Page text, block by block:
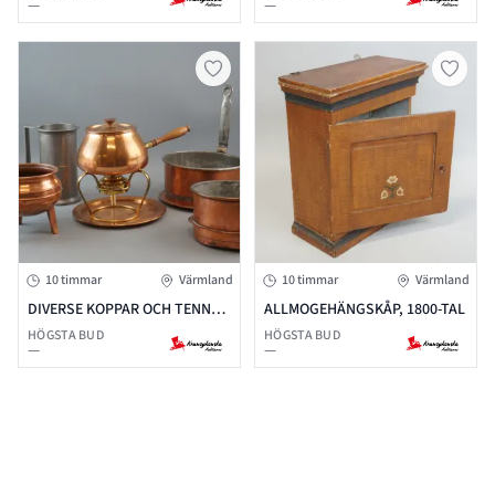
— —
10 timmar Värmland
DIVERSE KOPPAR OCH TENN
FÖREMÅL
HÖGSTA BUD
—
10 timmar Värmland
ALLMOGEHÄNGSKÅP, 1800-TAL
HÖGSTA BUD
—